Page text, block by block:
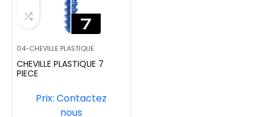
04-CHEVILLE PLASTIQUE
CHEVILLE PLASTIQUE 7
PIECE
Prix: Contactez
nous